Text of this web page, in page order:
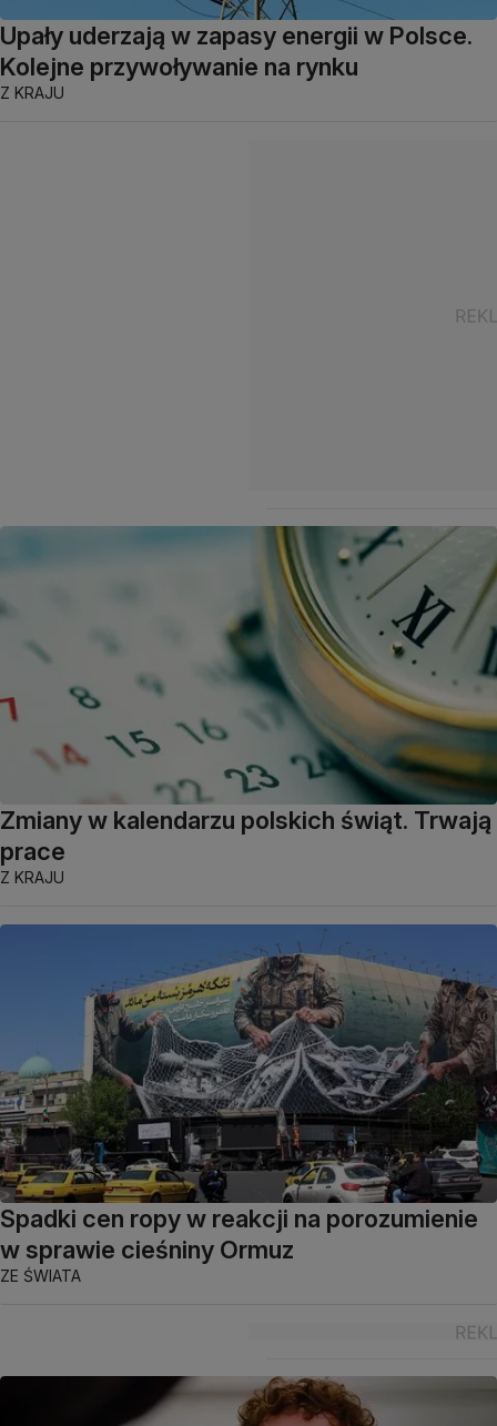
Upały uderzają w zapasy energii w Polsce.
Kolejne przywoływanie na rynku
Z KRAJU
Zmiany w kalendarzu polskich świąt. Trwają
prace
Z KRAJU
Spadki cen ropy w reakcji na porozumienie
w sprawie cieśniny Ormuz
ZE ŚWIATA